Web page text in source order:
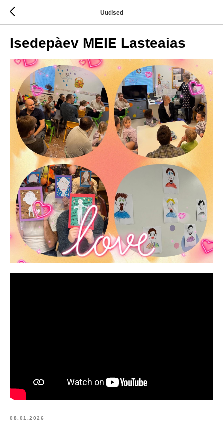
Uudised
Isedepàev MEIE Lasteaias
08.01.2026